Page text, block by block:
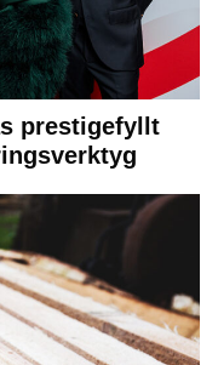
prestigefyllt